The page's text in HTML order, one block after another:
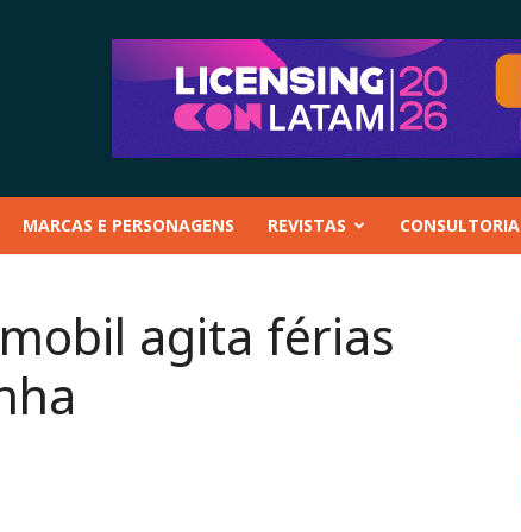
MARCAS E PERSONAGENS REVISTAS CONSULTORIA
agita férias